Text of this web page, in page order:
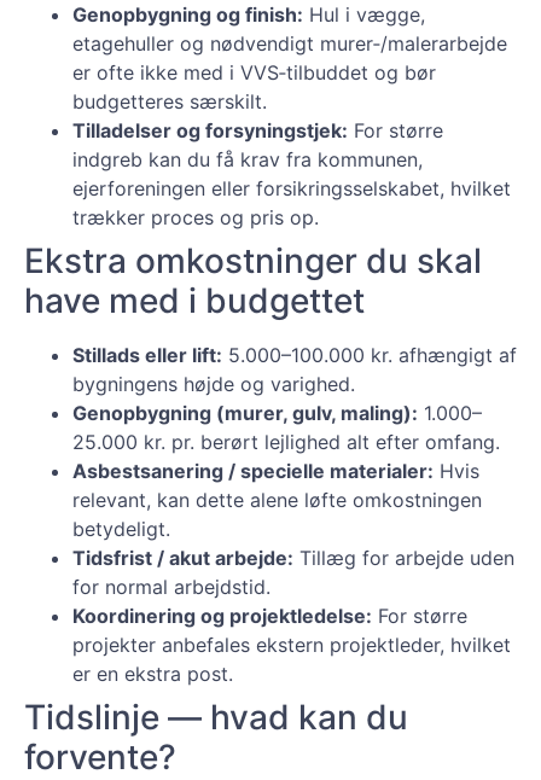
Genopbygning og finish: Hul i vægge,
etagehuller og nødvendigt murer‑/malerarbejde
er ofte ikke med i VVS‑tilbuddet og bør
budgetteres særskilt.
Tilladelser og forsyningstjek: For større
indgreb kan du få krav fra kommunen,
ejerforeningen eller forsikringsselskabet, hvilket
trækker proces og pris op.
Ekstra omkostninger du skal
have med i budgettet
Stillads eller lift: 5.000–100.000 kr. afhængigt af
bygningens højde og varighed.
Genopbygning (murer, gulv, maling): 1.000–
25.000 kr. pr. berørt lejlighed alt efter omfang.
Asbestsanering / specielle materialer: Hvis
relevant, kan dette alene løfte omkostningen
betydeligt.
Tidsfrist / akut arbejde: Tillæg for arbejde uden
for normal arbejdstid.
Koordinering og projektledelse: For større
projekter anbefales ekstern projektleder, hvilket
er en ekstra post.
Tidslinje — hvad kan du
forvente?